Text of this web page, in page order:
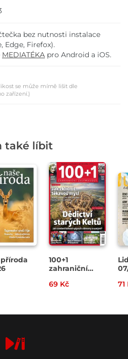
bez nutnosti instalace
Edge, Firefox).
MEDIATÉKA pro Android a iOS.
se může mírně lišit dle
zařízení.)
také líbit
příroda
100+1
zahraniční
13/2026
69 Kč
71